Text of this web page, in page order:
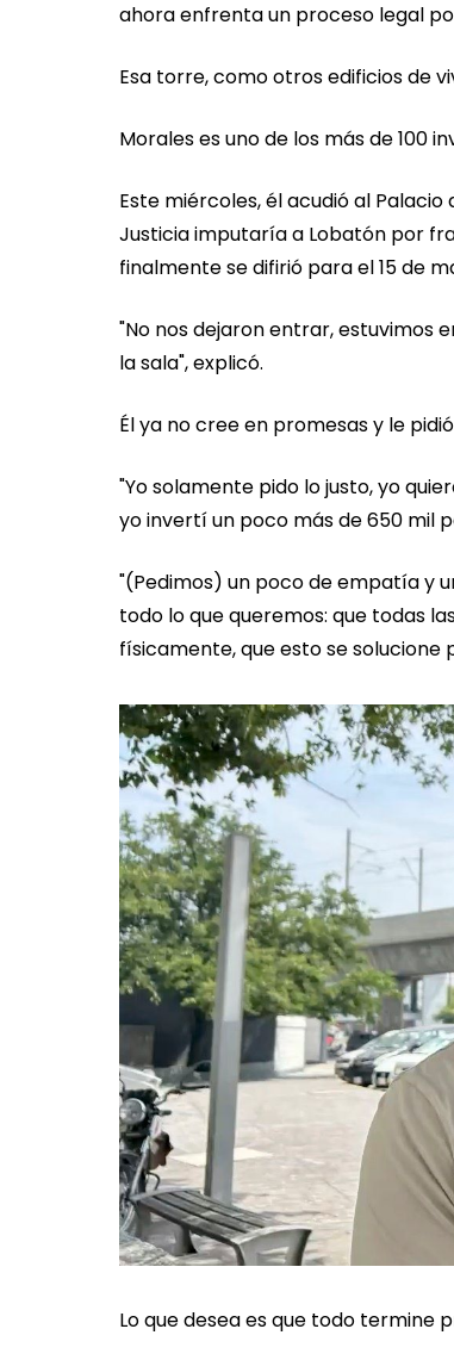
ahora enfrenta un proceso legal
Esa torre, como otros edificios de
Morales es uno de los más de 100
Este miércoles, él acudió al
Justicia imputaría a Lobatón por
finalmente se difirió para el 15 de
"No nos dejaron entrar, estuvimos
la sala", explicó.
Él ya no cree en promesas y le
"Yo solamente pido lo justo, yo
yo invertí un poco más de 650 mil
"(Pedimos) un poco de empatía y
todo lo que queremos: que todas
físicamente, que esto se solucione
Lo que desea es que todo termine